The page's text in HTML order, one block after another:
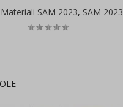
Materiali SAM 2023, SAM 2023